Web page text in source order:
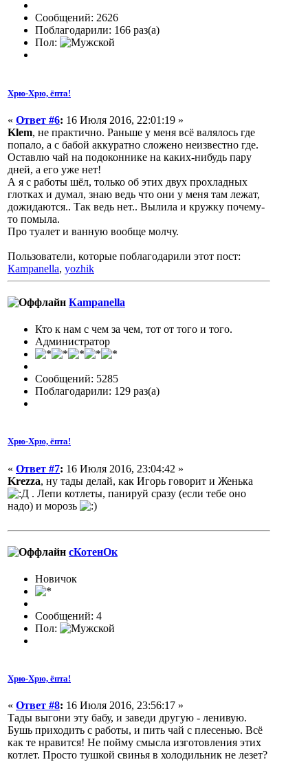
Сообщений: 2626
Поблагодарили: 166 раз(а)
Пол:
Хрю-Хрю, ёпта!
« Ответ #6: 16 Июля 2016, 22:01:19 »
Klem, не практично. Раньше у меня всё валялось где
попало, а с бабой аккуратно сложено неизвестно где.
Оставлю чай на подоконнике на каких-нибудь пару
дней, а его уже нет!
А я с работы шёл, только об этих двух прохладных
глотках и думал, знаю ведь что они у меня там лежат,
дожидаются.. Так ведь нет.. Вылила и кружку почему-
то помыла.
Про туалет и ванную вообще молчу.
Пользователи, которые поблагодарили этот пост:
Кampanella, yozhik
Кampanella
Кто к нам с чем за чем, тот от того и того.
Администратор
Сообщений: 5285
Поблагодарили: 129 раз(а)
Хрю-Хрю, ёпта!
« Ответ #7: 16 Июля 2016, 23:04:42 »
Krezza, ну тады делай, как Игорь говорит и Женька
. Лепи котлеты, панируй сразу (если тебе оно
надо) и морозь
сКотенОк
Новичок
Сообщений: 4
Пол:
Хрю-Хрю, ёпта!
« Ответ #8: 16 Июля 2016, 23:56:17 »
Тады выгони эту бабу, и заведи другую - ленивую.
Бушь приходить с работы, и пить чай с плесенью. Всё
как те нравится! Не пойму смысла изготовления этих
котлет. Просто тушкой свинья в холодильник не лезет?